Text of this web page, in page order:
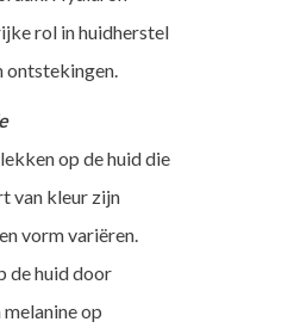
rol in huidherstel
ontstekingen.
op de huid die
van kleur zijn
vorm variëren.
de huid door
op